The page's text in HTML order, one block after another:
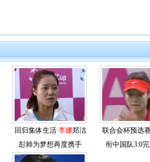
回归集体生活 李娜郑洁
彭帅为梦想再度携手
联合会杯预选
衔中国队3:0